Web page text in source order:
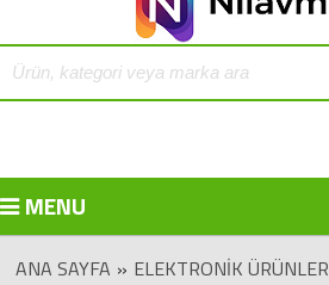
MENU
ANA SAYFA » ELEKTRONIK ÜRÜNLER